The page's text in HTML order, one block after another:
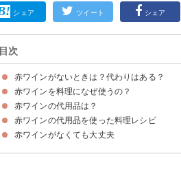
シェア ツイート シェア
目次
赤ワインがないときは？代わりはある？
赤ワインを料理になぜ使うの？
赤ワインを料理に使う理由・効果
料理用ワインと飲む用ワインの違い
赤ワインの代用品は？
①料理酒
②日本酒
③白ワイン
④ぶどうジュース
⑤クランベリージュース
⑥りんごジュース
⑦カシスジュース
⑧バルサミコ酢
⑨蒸留酒
⑩ロゼワイン
⑪バルサミコ酢＋砂糖
⑫赤ワインビネガー＋砂糖
⑬水
赤ワインの代用品を使った料理レシピ
①ボロネーゼ
②ビーフシチュー
③ローストポークのタレ
赤ワインがなくても大丈夫